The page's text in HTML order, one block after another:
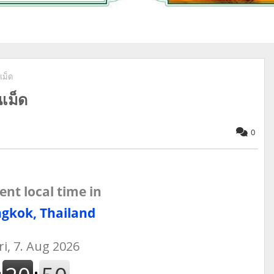
ม็ด
ม็ด
0
local time in
Thailand